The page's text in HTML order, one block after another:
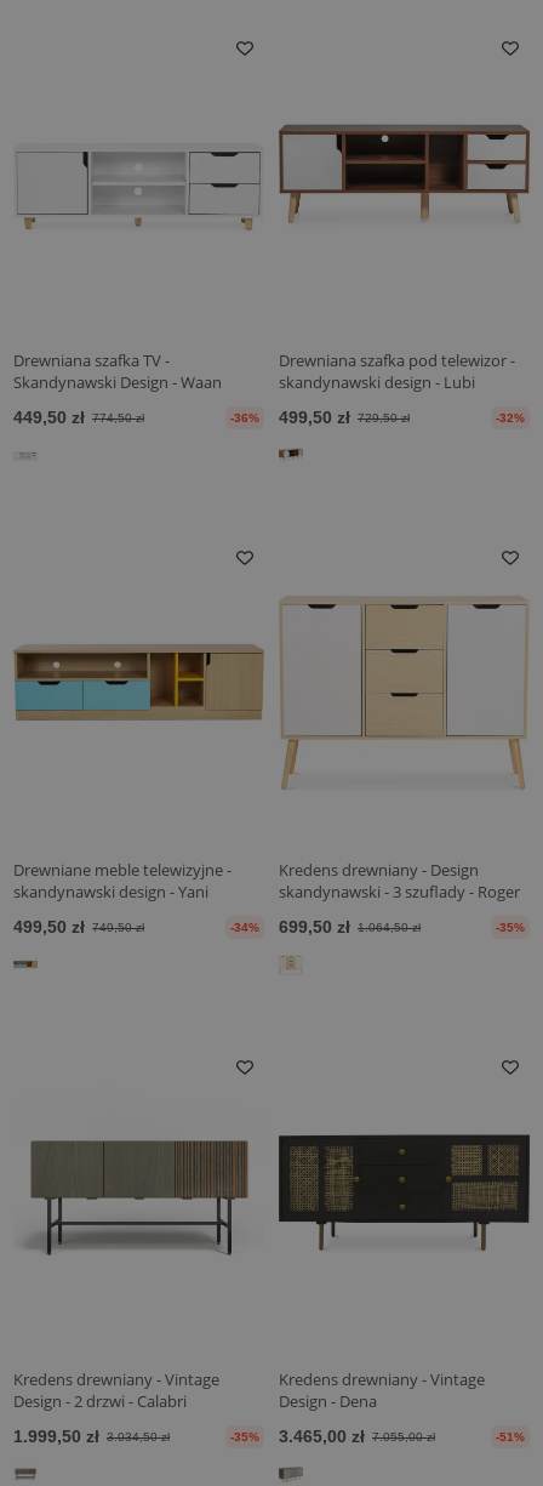
Drewniana szafka TV -
Skandynawski Design - Waan
449,50 zł 774,50 zł -36%
Drewniana szafka pod telewizor -
skandynawski design - Lubi
499,50 zł 729,50 zł -32%
Drewniane meble telewizyjne -
skandynawski design - Yani
499,50 zł 749,50 zł -34%
Kredens drewniany - Design
skandynawski - 3 szuflady - Roger
699,50 zł 1.064,50 zł -35%
Kredens drewniany - Vintage
Design - 2 drzwi - Calabri
1.999,50 zł 3.034,50 zł -35%
Kredens drewniany - Vintage
Design - Dena
3.465,00 zł 7.055,00 zł -51%